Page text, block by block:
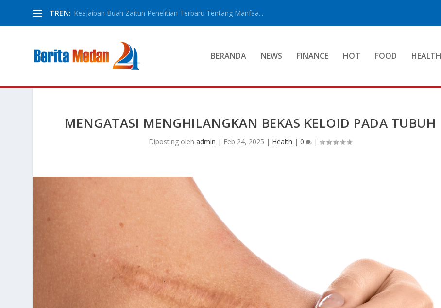
TREN: Keajaiban Buah Zaitun Penelitian Terbaru Tentang Manfaa...
BERANDA NEWS FINANCE HOT FOOD HEALTH
MENGATASI MENGHILANGKAN BEKAS KELOID PADA TUBUH
Diposting oleh admin | Feb 24, 2025 | Health | 0 |